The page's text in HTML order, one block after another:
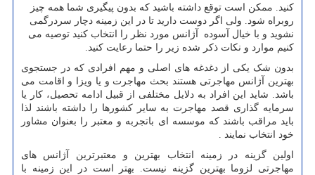
کنید. ممکن است توقع داشته باشید که بدون پیگیری شما همه چیز
روبراه شود. ولی اگر دوست دارید تا در این زمینه دچار سردرگمی
نشوید و با خیال آسوده آژانس مورد نظر را انتخاب کنید توصیه می
کنیم موارد و نکات ذکر شده زیر را حتما رعایت کنید.
بدون شک یکی از دغدغه های اصلی و مهم افرادی که در جستجوی
بهترین آژانس مهاجرتی هستند بحث مهاجرت و یا ویزا و اقامت می
باشد. شاید این افراد به دلایل مختلفی از قبیل ادامه تحصیل، کار یا
سرمایه گذاری قصد مهاجرت به سایر کشورها را داشته باشند لذا
باید مراقب باشند که موسسه ای باتجربه و معتبر را بعنوان مشاور
خود انتخاب نمایند .
اولین گزینه در زمینه انتخاب بهترین و معتبرترین آژانس های
مهاجرتی لزوما بهترین گزینه نیست. بهتر است در این زمینه با